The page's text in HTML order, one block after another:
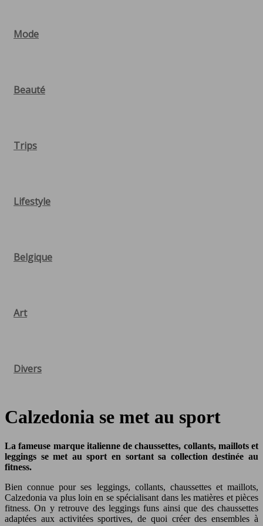
Mode
Beauté
Trips
Lifestyle
Belgique
Art
Divers
Calzedonia se met au sport
La fameuse marque italienne de chaussettes, collants, maillots et
leggings se met au sport en sortant sa collection destinée au
fitness.
Bien connue pour ses leggings, collants, chaussettes et maillots,
Calzedonia va plus loin en se spécialisant dans les matières et pièces
fitness. On y retrouve des leggings funs ainsi que des chaussettes
adaptées aux activitées sportives, de quoi créer des ensembles à